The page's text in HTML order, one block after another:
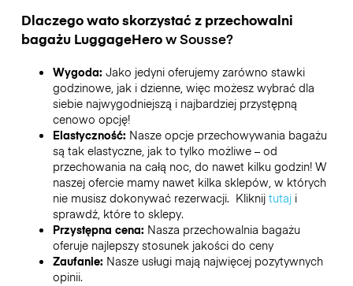
Dlaczego wato skorzystać z przechowalni
bagażu LuggageHerowSousse?
Wygoda: Jako jedyni oferujemy zarówno stawki
godzinowe, jak i dzienne, więc możesz wybrać dla
siebie najwygodniejszą i najbardziej przystępną
cenowo opcję!
Elastyczność: Nasze opcje przechowywania bagażu
są tak elastyczne, jak to tylko możliwe – od
przechowania na całą noc, do nawet kilku godzin! W
naszej ofercie mamy nawet kilka sklepów, w których
nie musisz dokonywać rezerwacji. Kliknij tutaji
sprawdź, które to sklepy.
Przystępna cena: Nasza przechowalnia bagażu
oferuje najlepszy stosunek jakości do ceny
Zaufanie: Nasze usługi mają najwięcej pozytywnych
opinii.